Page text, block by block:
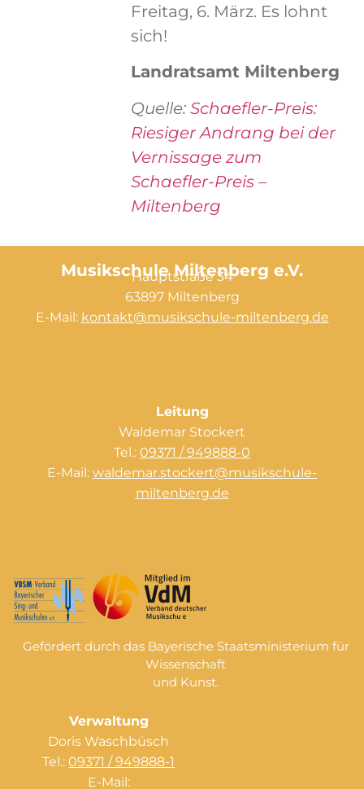
Freitag, 6. März. Es lohnt
sich!
Landratsamt Miltenberg
Quelle:Schaefler-Preis:
Riesiger Andrang bei der
Vernissage zum
Schaefler-Preis –
Miltenberg
Musikschule Miltenberg e.V.
Hauptstraße 34
63897 Miltenberg
E-Mail: kontakt@musikschule-miltenberg.de
Leitung
Waldemar Stockert
Tel.: 09371 / 949888-0
E-Mail: waldemar.stockert@musikschule-
miltenberg.de
Gefördert durch das Bayerische Staatsministerium für
Wissenschaft
und Kunst.
Verwaltung
Doris Waschbüsch
Tel.:09371 / 949888-1
E-Mail: